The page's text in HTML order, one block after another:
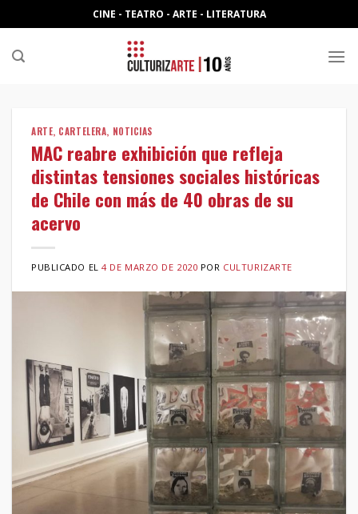
to
content
CINE - TEATRO - ARTE - LITERATURA
ARTE, CARTELERA, NOTICIAS
MAC reabre exhibición que refleja
distintas tensiones sociales históricas
de Chile con más de 40 obras de su
acervo
PUBLICADO EL4 DE MARZO DE 2020 POR CULTURIZARTE